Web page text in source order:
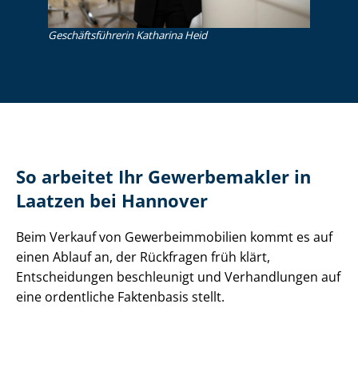
Ge­schäfts­füh­re­rin Katharina Heid
So arbeitet Ihr Gewerbemakler in
Laatzen bei Hannover
Beim Verkauf von Ge­wer­be­im­mo­bi­li­en kommt es auf
einen Ablauf an, der Rückfragen früh klärt,
Entscheidungen beschleunigt und Verhandlungen auf
eine ordentliche Faktenbasis stellt.